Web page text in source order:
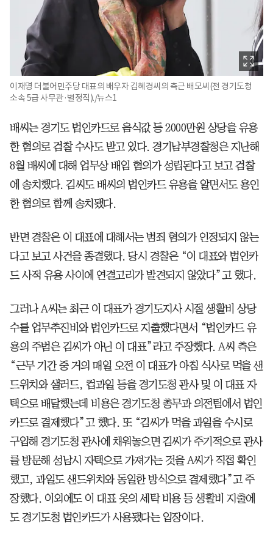
이재명 더불어민주당 대표의 배우자 김혜경씨의 측근 배모씨(전 경기도청
소속 5급 사무관·별정직)./뉴스1
배씨는 경기도 법인카드로 음식값 등 2000만원 상당을 유용
한 혐의로 검찰 수사도 받고 있다. 경기남부경찰청은 지난해
8월 배씨에 대해 업무상 배임 혐의가 성립된다고 보고 검찰
에 송치했다. 김씨도 배씨의 법인카드 유용을 알면서도 용인
한 혐의로 함께 송치됐다.
반면 경찰은 이 대표에 대해서는 범죄 혐의가 인정되지 않는
다고 보고 사건을 종결했다. 당시 경찰은 “이 대표와 법인카
드 사적 유용 사이에 연결고리가 발견되지 않았다”고 했다.
그러나 A씨는 최근 이 대표가 경기도지사 시절 생활비 상당
수를 업무추진비와 법인카드로 지출했다면서 “법인카드 유
용의 주범은 김씨가 아닌 이 대표”라고 주장했다. A씨 측은
“근무 기간 중 거의 매일 오전 이 대표가 아침 식사로 먹을 샌
드위치와 샐러드, 컵과일 등을 경기도청 관사 및 이 대표 자
택으로 배달했는데 비용은 경기도청 총무과 의전팀에서 법인
카드로 결제했다”고 했다. 또 “김씨가 먹을 과일을 수시로
구입해 경기도청 관사에 채워놓으면 김씨가 주기적으로 관사
를 방문해 성남시 자택으로 가져가는 것을 A씨가 직접 확인
했고, 과일도 샌드위치와 동일한 방식으로 결제했다”고 주
장했다. 이외에도 이 대표 옷의 세탁 비용 등 생활비 지출에
도 경기도청 법인카드가 사용됐다는 입장이다.